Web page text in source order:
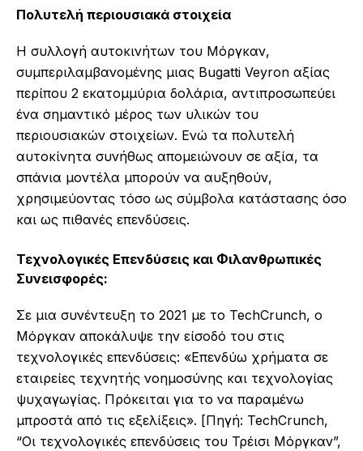
Πολυτελή περιουσιακά στοιχεία
Η συλλογή αυτοκινήτων του Μόργκαν,
συμπεριλαμβανομένης μιας Bugatti Veyron αξίας
περίπου 2 εκατομμύρια δολάρια, αντιπροσωπεύει
ένα σημαντικό μέρος των υλικών του
περιουσιακών στοιχείων. Ενώ τα πολυτελή
αυτοκίνητα συνήθως απομειώνουν σε αξία, τα
σπάνια μοντέλα μπορούν να αυξηθούν,
χρησιμεύοντας τόσο ως σύμβολα κατάστασης όσο
και ως πιθανές επενδύσεις.
Τεχνολογικές Επενδύσεις και Φιλανθρωπικές
Συνεισφορές:
Σε μια συνέντευξη το 2021 με το TechCrunch, ο
Μόργκαν αποκάλυψε την είσοδό του στις
τεχνολογικές επενδύσεις: «Επενδύω χρήματα σε
εταιρείες τεχνητής νοημοσύνης και τεχνολογίας
ψυχαγωγίας. Πρόκειται για το να παραμένω
μπροστά από τις εξελίξεις». [Πηγή: TechCrunch,
“Οι τεχνολογικές επενδύσεις του Τρέισι Μόργκαν”,